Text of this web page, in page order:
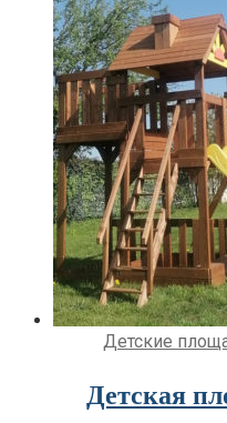
Детские
Детская